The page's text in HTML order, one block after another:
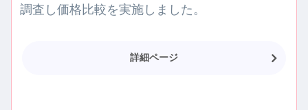
調査し価格比較を実施しました。
詳細ページ